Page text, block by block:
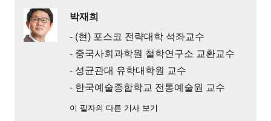
박재희
- (현) 포스코 전략대학 석좌교수
- 중국사회과학원 철학연구소 교환교수
- 성균관대 유학대학원 교수
- 한국예술종합학교 전통예술원 교수
이 필자의 다른 기사 보기